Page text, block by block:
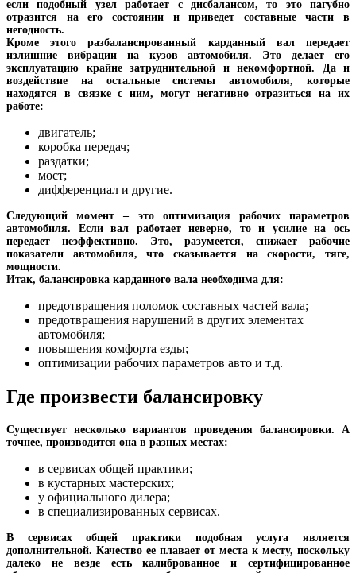
если подобный узел работает с дисбалансом, то это пагубно
отразится на его состоянии и приведет составные части в
негодность.
Кроме этого разбалансированный карданный вал передает
излишние вибрации на кузов автомобиля. Это делает его
эксплуатацию крайне затруднительной и некомфортной. Да и
воздействие на остальные системы автомобиля, которые
находятся в связке с ним, могут негативно отразиться на их
работе:
двигатель;
коробка передач;
раздатки;
мост;
дифференциал и другие.
Следующий момент – это оптимизация рабочих параметров
автомобиля. Если вал работает неверно, то и усилие на ось
передает неэффективно. Это, разумеется, снижает рабочие
показатели автомобиля, что сказывается на скорости, тяге,
мощности.
Итак, балансировка карданного вала необходима для:
предотвращения поломок составных частей вала;
предотвращения нарушений в других элементах
автомобиля;
повышения комфорта езды;
оптимизации рабочих параметров авто и т.д.
Где произвести балансировку
Существует несколько вариантов проведения балансировки. А
точнее, производится она в разных местах:
в сервисах общей практики;
в кустарных мастерских;
у официального дилера;
в специализированных сервисах.
В сервисах общей практики подобная услуга является
дополнительной. Качество ее плавает от места к месту, поскольку
далеко не везде есть калиброванное и сертифицированное